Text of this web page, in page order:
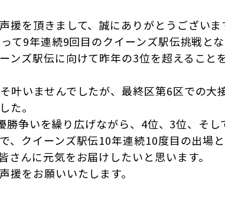
援を頂きまして、誠にありがとうございま
て9年連続9回目のクイーンズ駅伝挑戦と
ンズ駅伝に向けて昨年の3位を超えるこ
叶いませんでしたが、最終区第6区での大
た。
争いを繰り広げながら、4位、3位、そ
、クイーンズ駅伝10年連続10度目の出場
んに元気をお届けしたいと思います。
援をお願いいたします。